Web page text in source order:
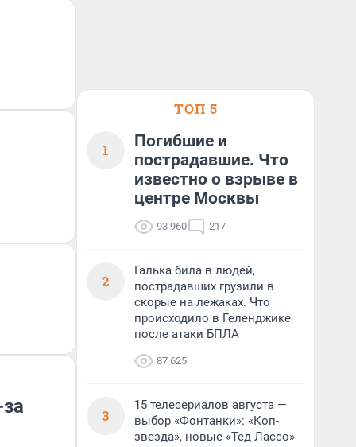
ТОП 5
1
Погибшие и
пострадавшие. Что
известно о взрыве в
центре Москвы
93 960 217
2
Галька била в людей,
пострадавших грузили в
скорые на лежаках. Что
происходило в Геленджике
после атаки БПЛА
87 625
3
15 телесериалов августа —
выбор «Фонтанки»: «Коп-
звезда», новые «Тед Лассо»